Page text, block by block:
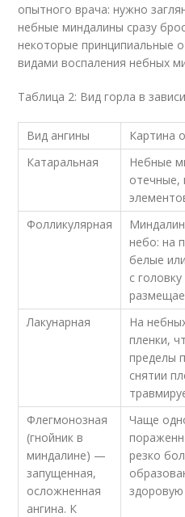
опытного врача: нужно
небные миндалины сразу
некоторые принципиальные
видами воспаления небных
Таблица 2: Вид горла в
Вид ангины
Картина
Катаральная
Небные
отечные,
Фолликулярная
небо: на
белые
с
Лакунарная
На
пленки,
пределы
снятии
Флегмонозная
(гнойник в
миндалине) —
запущенная,
осложненная
ангина. К
Чаще
резко